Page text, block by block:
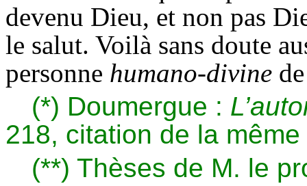
devenu Dieu, et non pas
le salut. Voilà sans doute
personne humano-divine
(*) Doumergue :
218, citation de la
(**) Thèses de M. le